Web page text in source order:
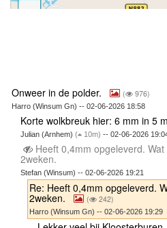
Onweer in de polder. ( 976)
Harro (Winsum Gn) -- 02-06-2026 18:58
Korte wolkbreuk hier: 6 mm in 5
Julian (Arnhem) ( 10m) -- 02-06-2026
Heeft 0,4mm opgeleverd.
2weken.
Stefan (Winsum) -- 02-06-2026 19:21
Re: Heeft 0,4mm opgeleverd.
2weken. ( 242)
Harro (Winsum Gn) -- 02-06-2026 19:29